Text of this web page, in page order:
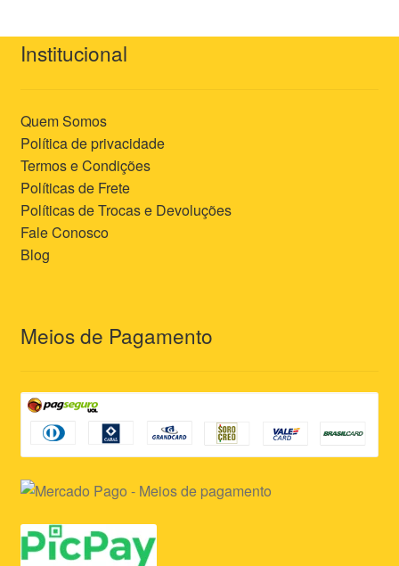
Institucional
Quem Somos
Política de privacidade
Termos e Condições
Políticas de Frete
Políticas de Trocas e Devoluções
Fale Conosco
Blog
Meios de Pagamento